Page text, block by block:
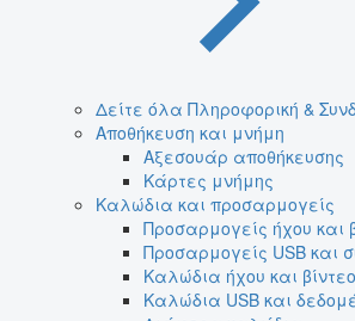
Δείτε όλα Πληροφορική &
Αποθήκευση και μνήμη
Αξεσουάρ αποθήκευσης
Κάρτες μνήμης
Καλώδια και προσαρμογείς
Προσαρμογείς ήχου και
Προσαρμογείς USB και
Καλώδια ήχου και βίντεο
Καλώδια USB και